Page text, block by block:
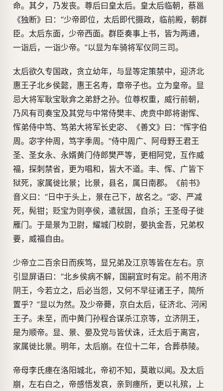
命。其夕，乃发丧。尊后曰皇太后。皇太后临朝，蔡邕
《独断》曰：“少帝即位，太后即代摄政，临前殿，朝群
臣。太后东面，少帝西面。群臣奏事上书，皆为两通，
一诣后，一诣少帝。”以显为车骑将军仪同三司。
太后欲久专国政，贪立幼年，与显等定策禁中，迎济北
惠王子北乡侯懿，惠王名寿，章帝子也。立为皇帝。显
忌大将军耿宝耿弇之弟舒之孙。位尊权重，威行前朝，
乃风有司奏宝及其党与中常侍樊丰、虎贲中郎将谢恽、
恽弟侍中笃、笃弟大将军长史宓、《善文》曰：“恽字伯
周。宓字仲周，笃字季周。”侍中周广、阿母野王君王
圣、圣女永、永婿黄门侍郎樊严等，更相阿党，互作威
福，探刺禁省，更为唱和，皆大不道。丰、恽、广皆下
狱死，家属徙比景；比景，县名，属日南郡。《前书》
音义曰：“日中于头上，景在己下，故名之。”宓、严减
死，髡钳；贬宝为则亭侯，遣就国，自杀；王圣母子徙
雁门。于是景为卫尉，耀城门校尉，晏执金吾，兄弟权
要，威福自由。
少帝立二百余日而疾笃，显兄弟及江京等皆在左右。京
引显屏语曰：“北乡侯病不解，国嗣宜时有定。前不用济
阴王，今若立之，后必当怨，又何不早征诸王子，简所
置乎？”显以为然。及少帝薨，京白太后，征济北、河闲
王子。未至，而中黄门孙程合谋杀江京等，立济阴王，
是为顺帝。显、景、晏及党与皆伏诛，迁太后于离宫，
家属徙比景。明年，太后崩。在位十二年，合葬恭陵。
帝母李氏瘗在洛阳城北，帝初不知，莫敢以闻。及太后
崩，左右白之，帝感悟发哀，亲到瘗所，更以礼殡，上